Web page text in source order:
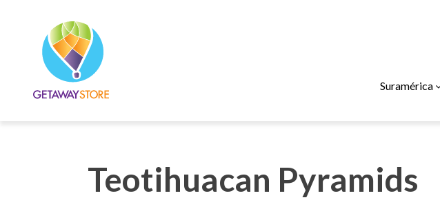
Suramérica
Teotihuacan Pyramids